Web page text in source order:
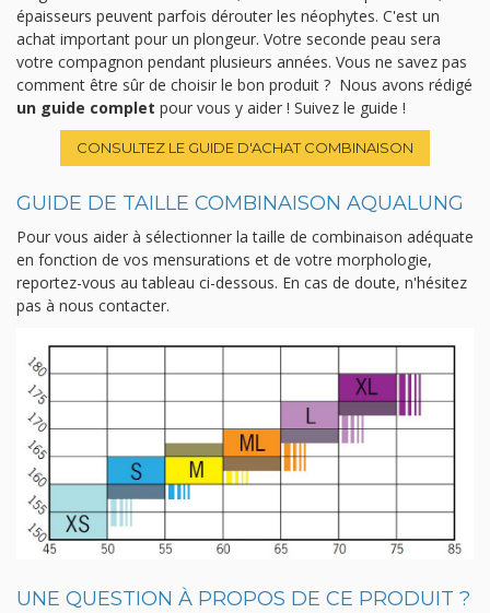
épaisseurs peuvent parfois dérouter les néophytes. C'est un
achat important pour un plongeur. Votre seconde peau sera
votre compagnon pendant plusieurs années. Vous ne savez pas
comment être sûr de choisir le bon produit ? Nous avons rédigé
un guide complet pour vous y aider ! Suivez le guide !
CONSULTEZ LE GUIDE D'ACHAT COMBINAISON
GUIDE DE TAILLE COMBINAISON AQUALUNG
Pour vous aider à sélectionner la taille de combinaison adéquate
en fonction de vos mensurations et de votre morphologie,
reportez-vous au tableau ci-dessous. En cas de doute, n'hésitez
pas à nous contacter.
UNE QUESTION À PROPOS DE CE PRODUIT ?